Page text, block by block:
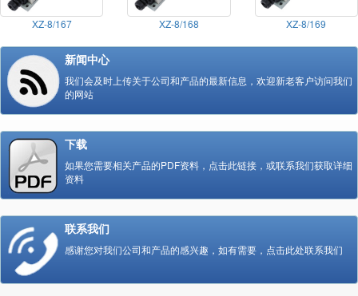
XZ-8/167 XZ-8/168 XZ-8/169
新闻中心
我们会及时上传关于公司和产品的最新信息，欢迎新老客户访问我们
的网站
下载
如果您需要相关产品的PDF资料，点击此链接，或联系我们获取详细
资料
联系我们
感谢您对我们公司和产品的感兴趣，如有需要，点击此处联系我们